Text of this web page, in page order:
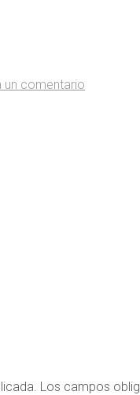
un comentario
Los campos